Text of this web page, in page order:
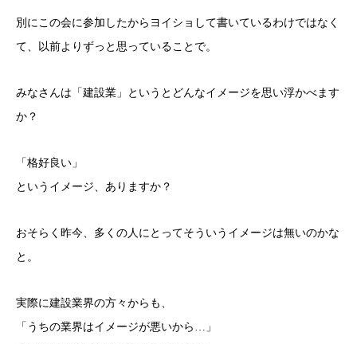
別にこの会に参加したからヨイショして書いているわけではなく
て、以前よりずっと思っていることで。
みなさんは「建設業」というとどんなイメージを思い浮かべます
か？
「格好良い」
というイメージ、ありますか？
おそらく昨今、多くの人にとってそういうイメージは無いのかな
と。
実際に建設業界の方々からも、
「うちの業界はイメージが悪いから…」